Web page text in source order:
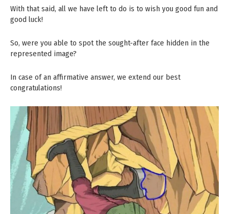
With that said, all we have left to do is to wish you good fun and
good luck!
So, were you able to spot the sought-after face hidden in the
represented image?
In case of an affirmative answer, we extend our best
congratulations!